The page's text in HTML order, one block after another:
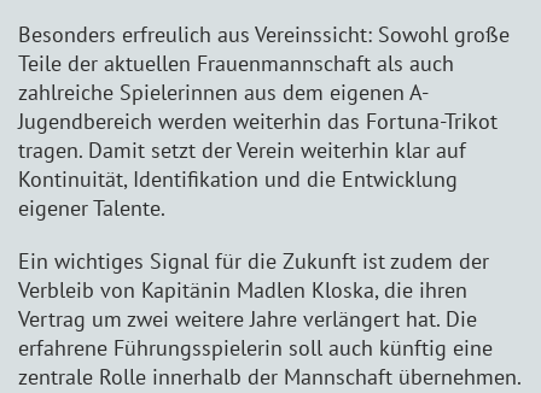
Besonders erfreulich aus Vereinssicht: Sowohl große
Teile der aktuellen Frauenmannschaft als auch
zahlreiche Spielerinnen aus dem eigenen A-
Jugendbereich werden weiterhin das Fortuna-Trikot
tragen. Damit setzt der Verein weiterhin klar auf
Kontinuität, Identifikation und die Entwicklung
eigener Talente.
Ein wichtiges Signal für die Zukunft ist zudem der
Verbleib von Kapitänin Madlen Kloska, die ihren
Vertrag um zwei weitere Jahre verlängert hat. Die
erfahrene Führungsspielerin soll auch künftig eine
zentrale Rolle innerhalb der Mannschaft übernehmen.